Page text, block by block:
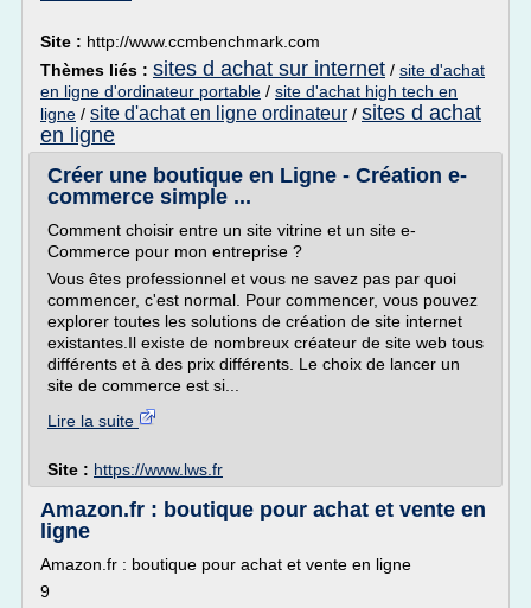
Site : http://www.ccmbenchmark.com
Thèmes liés : sites d achat sur internet / site d'achat
en ligne d'ordinateur portable / site d'achat high tech en
ligne / site d'achat en ligne ordinateur / sites d achat
en ligne
Créer une boutique en Ligne - Création e-
commerce simple ...
Comment choisir entre un site vitrine et un site e-
Commerce pour mon entreprise ?
Vous êtes professionnel et vous ne savez pas par quoi
commencer, c'est normal. Pour commencer, vous pouvez
explorer toutes les solutions de création de site internet
existantes.Il existe de nombreux créateur de site web tous
différents et à des prix différents. Le choix de lancer un
site de commerce est si...
Lire la suite
Site : https://www.lws.fr
Amazon.fr : boutique pour achat et vente en
ligne
Amazon.fr : boutique pour achat et vente en ligne
9